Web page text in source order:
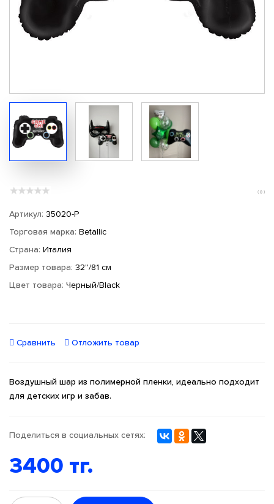
( 0 )
Артикул: 35020-P
Торговая марка: Betallic
Страна: Италия
Размер товара: 32''/81 см
Цвет товара: Черный/Black
Сравнить Отложить товар
Воздушный шар из полимерной пленки, идеально подходит
для детских игр и забав.
Поделиться в социальных сетях:
3400 тг.